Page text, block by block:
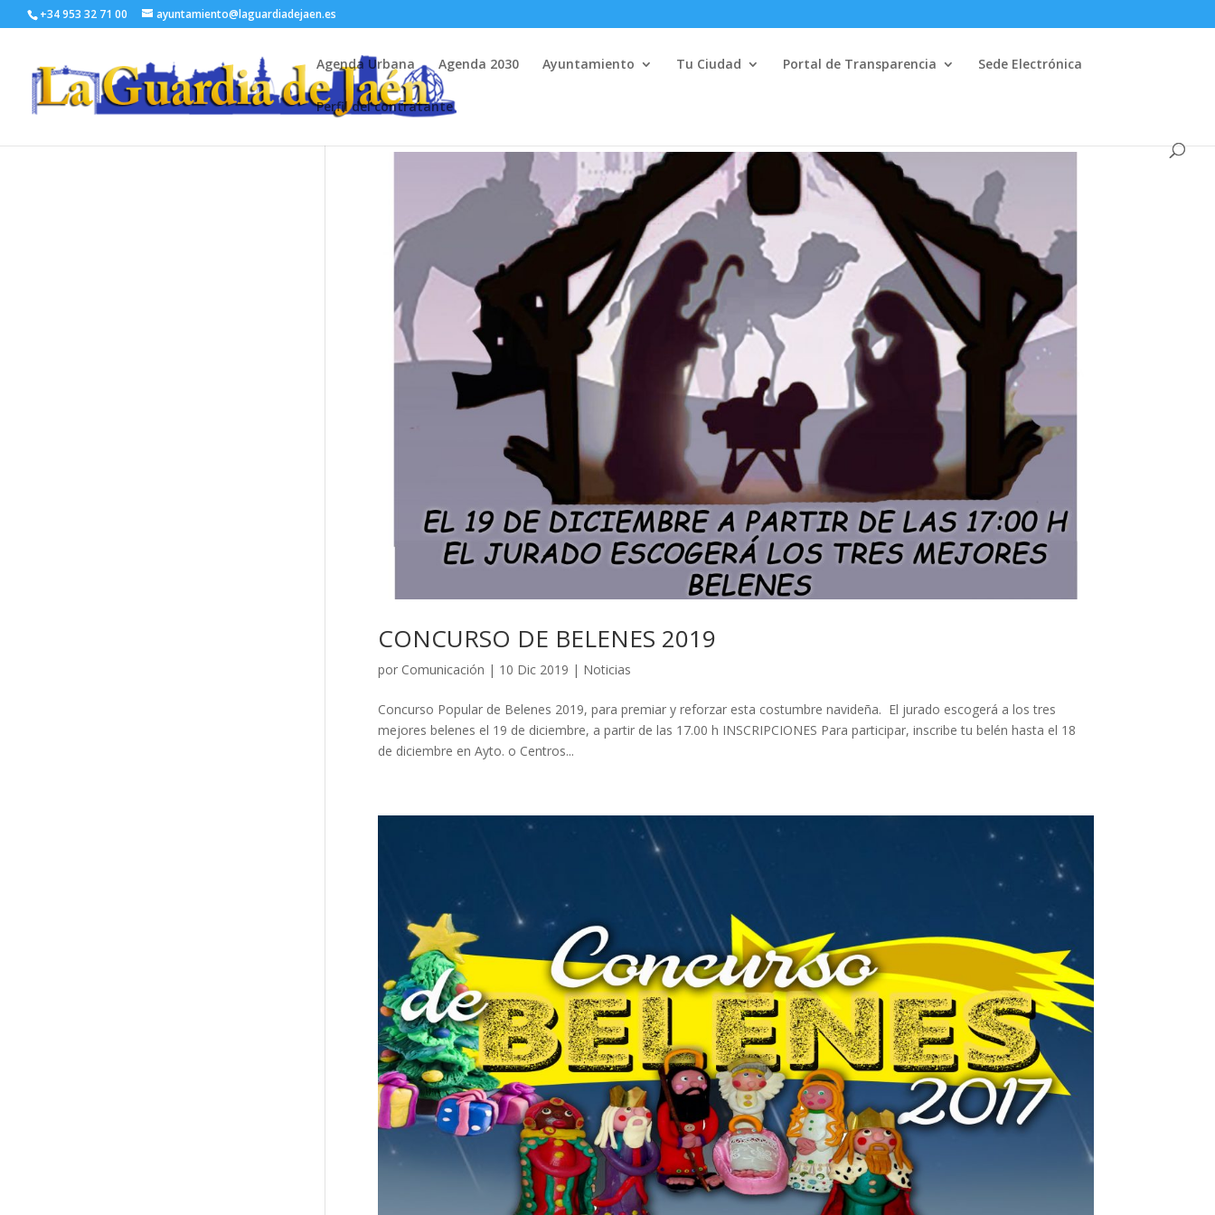
+34 953 32 71 00 ayuntamiento@laguardiadejaen.es
Agenda Urbana Agenda 2030 Ayuntamiento Tu Ciudad Portal de Transparencia Sede Electrónica
Perfil del contratante
CONCURSO DE BELENES 2019
por Comunicación | 10 Dic 2019 | Noticias
Concurso Popular de Belenes 2019, para premiar y reforzar esta costumbre navideña. El jurado escogerá a los tres
mejores belenes el 19 de diciembre, a partir de las 17.00 h INSCRIPCIONES Para participar, inscribe tu belén hasta el 18
de diciembre en Ayto. o Centros...